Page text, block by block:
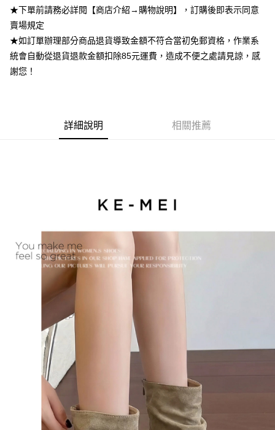
付款後全家取貨
每筆NT$85，滿NT$1,200(含以上)免運費
每筆NT$85，滿NT$1,200(含以上)免運費
★下單前請務必詳閱【商店介紹→購物說明】，訂購後即表示同意
賣場規定
★如訂單辦理部分商品退貨導致金額不符合當初免郵資格，作業系
統會自動從退貨退款金額扣除85元運費，造成不便之處請見諒，感
謝您！
詳細說明 相關推薦